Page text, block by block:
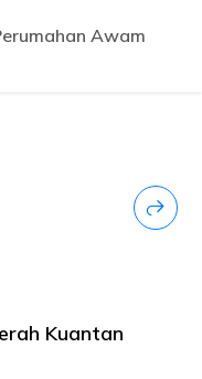
Awam
Kuantan